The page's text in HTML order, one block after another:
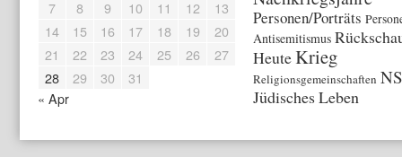
« Apr
7
8 9 10 11 12
13
14
15 16 17 18 19
20
21
22 23 24 25 26
27
28
29 30 31
Personen/Porträts
Antisemitismus
HeuteKrieg
Religionsgemeinschaften
Jüdisches Leben